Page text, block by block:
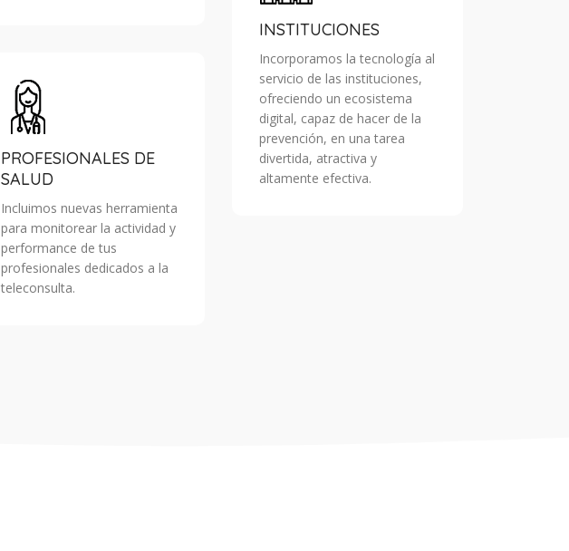
PROFESIONALES DE
SALUD
Incluimos nuevas herramienta
para monitorear la actividad y
performance de tus
profesionales dedicados a la
teleconsulta.
INSTITUCIONES
Incorporamos la tecnología al
servicio de las instituciones,
ofreciendo un ecosistema
digital, capaz de hacer de la
prevención, en una tarea
divertida, atractiva y
altamente efectiva.